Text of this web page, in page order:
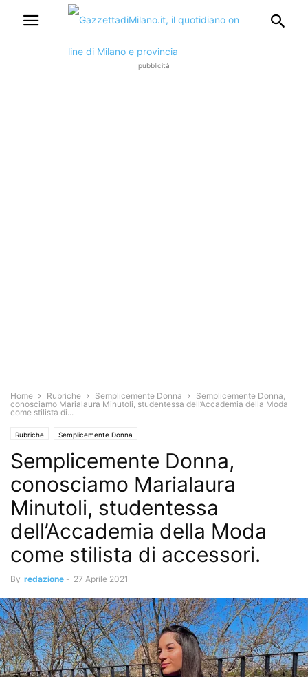
pubblicità
Home Rubriche Semplicemente Donna
Semplicemente Donna,
conosciamo Marialaura Minutoli, studentessa dell’Accademia della Moda
come stilista di...
Rubriche Semplicemente Donna
Semplicemente Donna,
conosciamo Marialaura
Minutoli, studentessa
dell’Accademia della Moda
come stilista di accessori.
By redazione - 27 Aprile 2021